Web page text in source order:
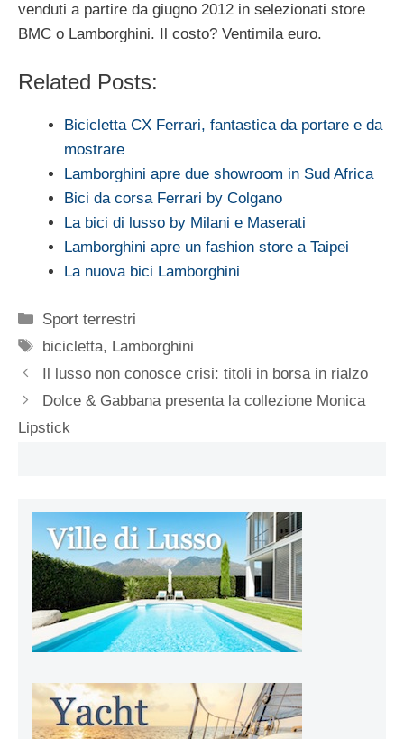
venduti a partire da giugno 2012 in selezionati store
BMC o Lamborghini. Il costo? Ventimila euro.
Related Posts:
Bicicletta CX Ferrari, fantastica da portare e da
mostrare
Lamborghini apre due showroom in Sud Africa
Bici da corsa Ferrari by Colgano
La bici di lusso by Milani e Maserati
Lamborghini apre un fashion store a Taipei
La nuova bici Lamborghini
Categorie
Sport terrestri
Tag
bicicletta, Lamborghini
Il lusso non conosce crisi: titoli in borsa in rialzo
Dolce & Gabbana presenta la collezione Monica
Lipstick